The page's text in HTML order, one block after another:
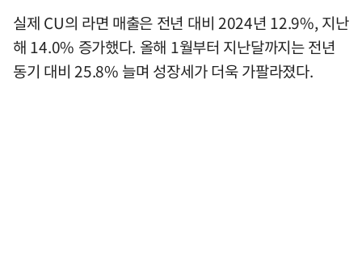
실제 CU의 라면 매출은 전년 대비 2024년 12.9%, 지난
해 14.0% 증가했다. 올해 1월부터 지난달까지는 전년
동기 대비 25.8% 늘며 성장세가 더욱 가팔라졌다.